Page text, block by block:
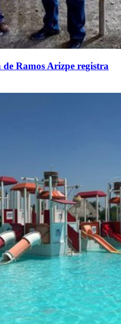
Ramos Arizpe registra